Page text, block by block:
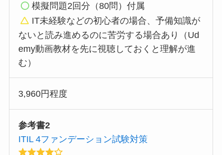
模擬問題2回分（80問）付属
IT未経験などの初心者の場合、予備知識が
ないと読み進めるのに苦労する場合あり（Ud
emy動画教材を先に視聴しておくと理解が進
む）
3,960円程度
参考書2
ITIL 4ファンデーション試験対策